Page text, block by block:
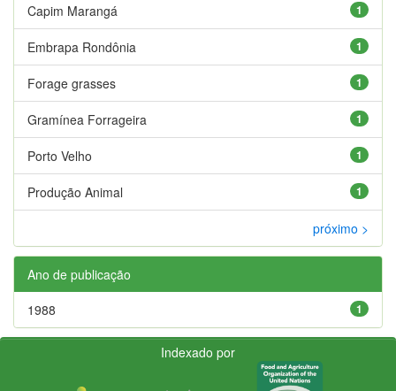
1
Capim Marangá
1
Embrapa Rondônia
1
Forage grasses
1
Gramínea Forrageira
1
Porto Velho
1
Produção Animal
próximo >
Ano de publicação
1
1988
Indexado por